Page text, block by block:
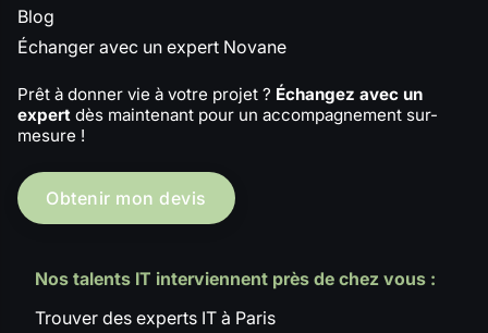
Blog
Échanger avec un expert Novane
Prêt à donner vie à votre projet ? Échangez avec un
expert dès maintenant pour un accompagnement sur-
mesure !
Obtenir mon devis
Nos talents IT interviennent près de chez vous :
Trouver des experts IT à Paris